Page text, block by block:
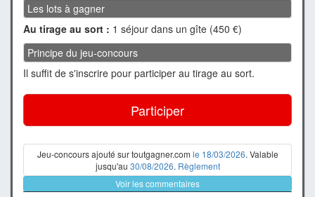
Les lots à gagner
Au tirage au sort : 1 séjour dans un gîte (450 €)
Principe du jeu-concours
Il suffit de s'inscrire pour participer au tirage au sort.
Participer
Jeu-concours ajouté sur toutgagner.com le 18/03/2026. Valable
jusqu'au 30/08/2026. Règlement
Voir les commentaires